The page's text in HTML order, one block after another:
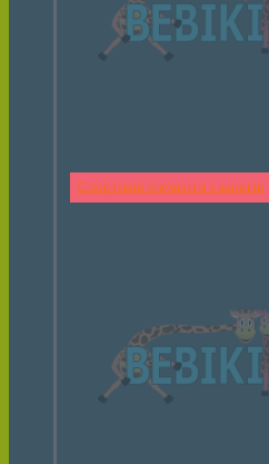
Спортивні елементи з канатів